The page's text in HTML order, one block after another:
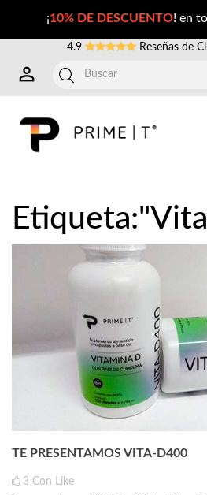
¡10% DE DESCUENTO! en
4.9 Reseñas de
TE PRESENTAMOS VITA-D400
3 Con Like